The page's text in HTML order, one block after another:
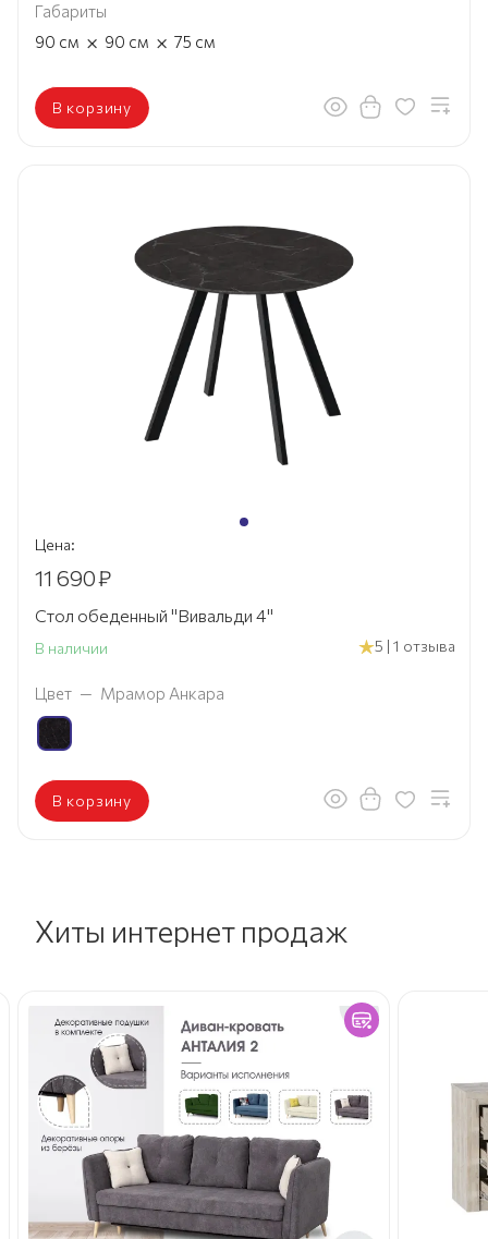
Габариты
90 см × 90 см × 75 см
В корзину
Цена:
11 690₽
Стол обеденный "Вивальди 4"
В наличии 5 | 1 отзыва
Цвет — Мрамор Анкара
В корзину
Хиты интернет продаж